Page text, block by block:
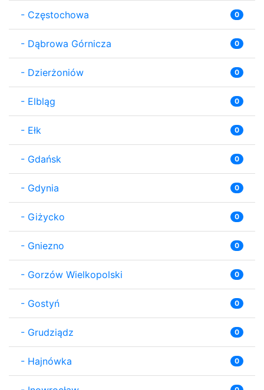
- Częstochowa 0
- Dąbrowa Górnicza 0
- Dzierżoniów 0
- Elbląg 0
- Ełk 0
- Gdańsk 0
- Gdynia 0
- Giżycko 0
- Gniezno 0
- Gorzów Wielkopolski 0
- Gostyń 0
- Grudziądz 0
- Hajnówka 0